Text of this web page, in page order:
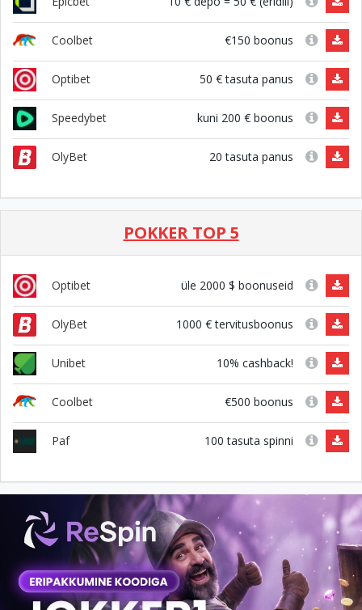
Coolbet €150 boonus
Optibet 50 € tasuta panus
Speedybet kuni 200 € boonus
OlyBet 20 tasuta panus
POKKER TOP 5
Optibet üle 2000 $ boonuseid
OlyBet 1000 € tervitusboonus
Unibet 10% cashback!
Coolbet €500 boonus
Paf 100 tasuta spinni